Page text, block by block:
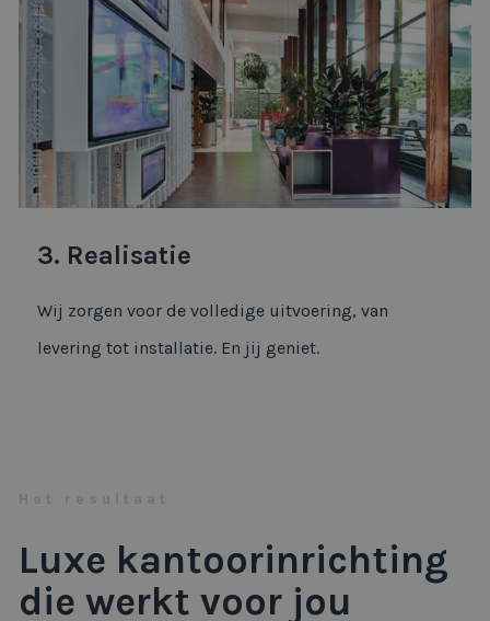
3. Realisatie
Wij zorgen voor de volledige uitvoering, van
levering tot installatie. En jij geniet.
Het resultaat
Luxe kantoorinrichting
die werkt voor jou